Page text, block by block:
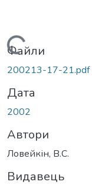
Вантажиться...
Файли
200213-17-21.pdf
Дата
2002
Автори
Ловейкін, В.С.
Видавець